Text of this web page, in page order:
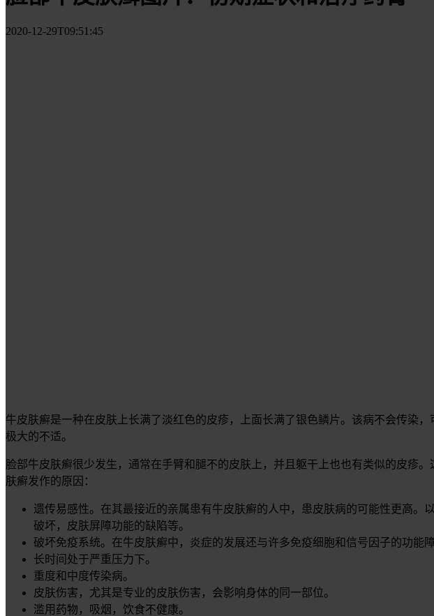
2020-12-29T09:51:45
牛皮肤癣是一种在皮肤上长满了淡红色的皮疹，上面长满了银色鳞片。该病不会传染
极大的不适。
脸部牛皮肤癣很少发生，通常在手臂和腿不的皮肤上，并且躯干上也也有类似的皮疹
肤癣发作的原因：
遗传易感性。在其最接近的亲属患有牛皮肤癣的人中，患皮肤病的可能性更高
破坏，皮肤屏障功能的缺陷等。
破坏免疫系统。在牛皮肤癣中，炎症的发展还与许多免疫细胞和信号因子的功能障
长时间处于严重压力下。
重度和中度传染病。
皮肤伤害，尤其是专业的皮肤伤害，会影响身体的同一部位。
滥用药物，吸烟，饮食不健康。